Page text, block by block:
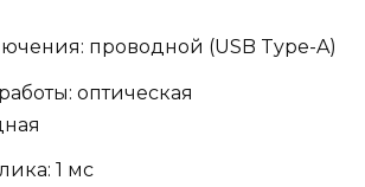
проводной (USB Type-A)
оптическая
1 мс